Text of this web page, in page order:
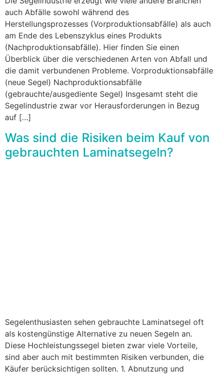
auch Abfälle sowohl während des
Herstellungsprozesses (Vorproduktionsabfälle) als auch
am Ende des Lebenszyklus eines Produkts
(Nachproduktionsabfälle). Hier finden Sie einen
Überblick über die verschiedenen Arten von Abfall und
die damit verbundenen Probleme. Vorproduktionsabfälle
(neue Segel) Nachproduktionsabfälle
(gebrauchte/ausgediente Segel) Insgesamt steht die
Segelindustrie zwar vor Herausforderungen in Bezug
auf […]
Was sind die Risiken beim Kauf von
gebrauchten Laminatsegeln?
Segelenthusiasten sehen gebrauchte Laminatsegel oft
als kostengünstige Alternative zu neuen Segeln an.
Diese Hochleistungssegel bieten zwar viele Vorteile,
sind aber auch mit bestimmten Risiken verbunden, die
Käufer berücksichtigen sollten. 1. Abnutzung und